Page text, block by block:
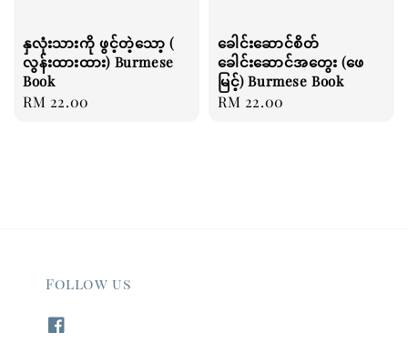
နှလုံးသားကို ဖွင့်တဲ့သော့ (
လွန်းထားထား) Burmese
Book
Regular
RM 22.00
ခေါင်းဆောင်စိတ်
ခေါင်းဆောင်အတွေး (ဖေ
မြင့်) Burmese Book
Regular
RM 22.00
Follow us